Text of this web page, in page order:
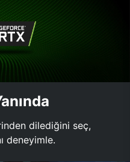
dilediğini seç,
deneyimle.